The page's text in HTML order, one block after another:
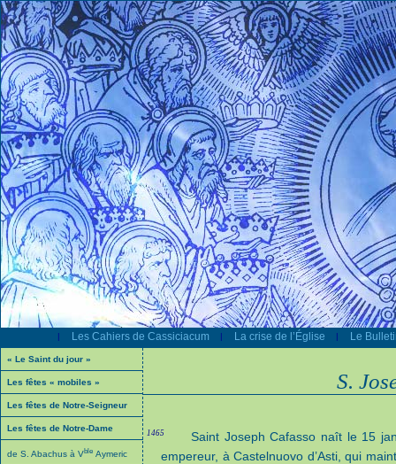
| Les Cahiers de Cassiciacum | La crise de l’Église | Le
« Le Saint du jour »
Les fêtes « mobiles »
Les fêtes de Notre-Seigneur
Les fêtes de Notre-Dame
de S. Abachus à Vble Aymeric
S.
1465
Saint Joseph Cafasso naît le 15
empereur, à Castelnuovo d’Asti, qui